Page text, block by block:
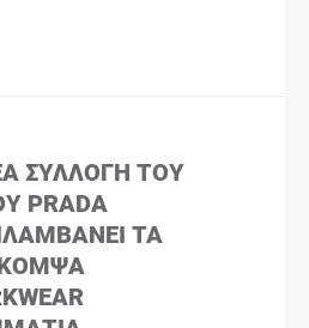
ΣΥΛΛΟΓΉ ΤΟΥ
PRADA
ΤΑ